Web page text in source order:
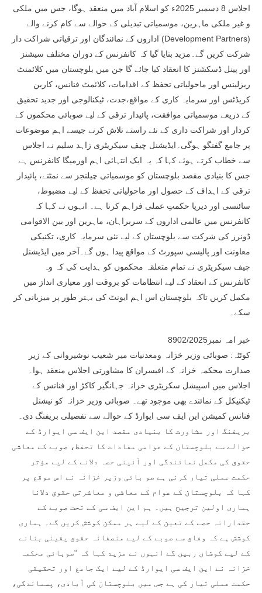
اجلاس 8 دسمبر 2025ء کو اسلام آباد میں منعقد ہوگا، جس میں ملکی
و غیر ملکی ماہرین، موسمیاتی تبدیلی کے حوالے سے کام کرنے والے
اداروں کے نمائندگان اور ترقیاتی شراکت دار (Development Partners)
شرکت کریں گے۔مزید بتایا گیا کہ کانفرنس کے دوران مختلف سیشنز
اور پینل ڈسکشنز کا انعقاد کیا جائے گا جن میں بلوچستان میں کلائمنٹ
ریزلینس اور ماحولیاتی تحفظ کے اقدامات، کلائمٹ فنانس، کاربن
کریڈٹس اور سرمایہ کاری کے مواقع،جدت، ٹیکنالوجی اور جدید تحقیق
کے ذریعے موسمیاتی موافقت، پائیدار ترقی کے لیے صوبائی محکموں کے
کردار اور شراکت داری کے نئے راستے تلاش کرنے جیسے اہم موضوعات
پر جامع گفتگو ہوگی۔ایڈیشنل چیف سیکریٹری زاہد سلیم نے اجلاس
سے خطاب کرتے ہوئے کہا کہ یہ ایک انتہائی اہم اورمیگا کانفرنس ہے
جس کا بنیادی مقصد بلوچستان کو موسمیاتی چیلنجز سے نمٹنے، پائیدار
ترقی کے اہداف کے حصول اور ماحولیاتی تحفظ کے لیے مضبوط،
سائنسی اور دیرپا حکمتِ عملی فراہم کرنا ہے۔ انہوں نے کہا کہ
کانفرنس میں عالمی اداروں کے سربراہان، ماہرین اور بین الاقوامی
ڈونرز کی شرکت سے بلوچستان کے لیے نئی سرمایہ کاری، تکنیکی
معاونت اور پالیسی سپورٹ کے مواقع پیدا ہوں گے۔آخر میں ایڈیشنل
چیف سیکریٹری نے تمام متعلقہ محکموں کو ہدایت کی کہ وہ
کانفرنس کے انعقاد کے لیے انتظامات کو بروقت اور معیاری انداز میں
مکمل کریں تاکہ بلوچستان اس اہم ایونٹ کی بہتر طور پر میزبانی کر
سکے۔
خبر امہ نمبر8902/2025
کوئٹہ: صوبائی وزیر خزانہ ومعدنیات میر شعیب نوشیروانی کے زیر
صدارت محکمہ خزانہ کے افیسران کا مشاورتی اجلاس منعقد ہوا۔
اجلاس میں اسپیشل سکریٹری خزانہ جہانگیر کاکڑ اور فنانس کے
ٹیکنیکل کے نمائندے بھی موجود تھے۔ صوبائی وزیر خزانہ کو نیشنل
فنانس کمیشن این ایف سی ایوارڈ کے حوالے سے تفصیلی بریفنگ دی۔
بریفنگ اور مشاورت کا بنیادی مقصد این ایف سی ایوارڈ کے
حوالے سے بلوچستان کے عوامی مفادات کا تحفظ، صوبے کے معاشی
حقوق کی مکمل نمائندگی اور آئینی حصہ دلانے کے لیے مؤثر
حکمت عملی تیار کرنی ہے صو بائی وزیر خزانہ نے اس موقع پر
کہا کہ بلوچستان کے عوام کے معاشی و معاشرتی حقوق دلانا
ہماری اولین ترجیح ہیں۔ ہم این ایف سی کے تحت صوبے کے
حقدارانہ حصے کے تعین کے لیے ہر ممکن کوشش کریں گے۔ ہماری
کوشش ہے کہ وفاق سے صوبے کے لیے منصفانہ حقوق یقینی بنانے
کے لیے کوشاں رہیں گے انہوں نے مزید کہا کہ “صوبائی محکمہ
خزانہ نے این ایف سی ایوارڈ کے لیے ایک جامع اور تحقیقی
حکمت عملی تیار کی ہے جس میں بلوچستان کی آبادی، پسماندگی،